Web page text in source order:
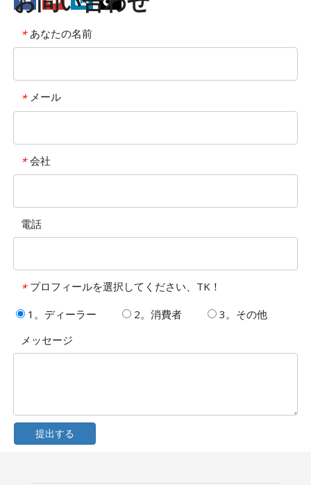
* あなたの名前
* メール
* 会社
電話
* プロフィールを選択してください、TK！
1。ディーラー
2。消費者
3。その他
メッセージ
提出する